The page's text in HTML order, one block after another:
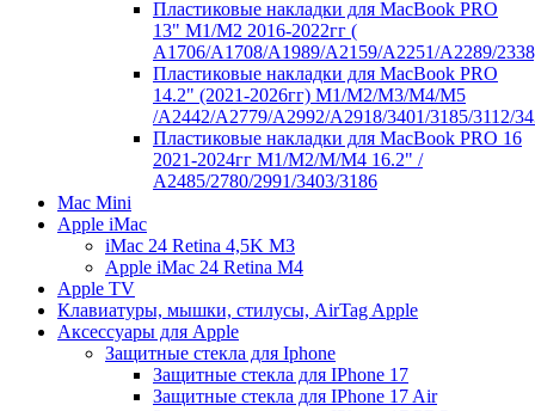
Пластиковые накладки для MacBook PRO
13" M1/M2 2016-2022гг (
А1706/A1708/A1989/A2159/A2251/A2289/
Пластиковые накладки для MacBook PRO
14.2" (2021-2026гг) M1/M2/M3/M4/M5
/A2442/A2779/A2992/A2918/3401/3185/3112/
Пластиковые накладки для MacBook PRO 16
2021-2024гг M1/M2/M/M4 16.2" /
А2485/2780/2991/3403/3186
Mac Mini
Apple iMac
iMac 24 Retina 4,5K M3
Apple iMac 24 Retina M4
Apple TV
Клавиатуры, мышки, стилусы, AirTag Apple
Аксессуары для Apple
Защитные стекла для Iphone
Защитные стекла для IPhone 17
Защитные стекла для IPhone 17 Air